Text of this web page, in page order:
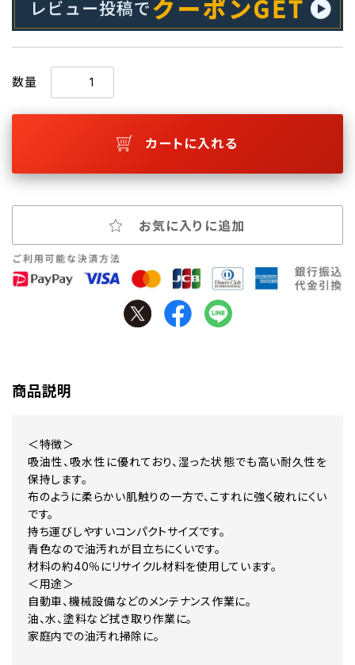
数量
カートに入れる
お気に入りに追加
商品説明
＜特徴＞
吸油性、吸水性に優れており、湿った状態でも高い耐久性を
保持します。
布のように柔らかい肌触りの一方で、こすれに強く破れにくい
です。
持ち運びしやすいコンパクトサイズです。
青色なので油汚れが目立ちにくいです。
材料の約40％にリサイクル材料を使用しています。
＜用途＞
自動車、機械設備などのメンテナンス作業に。
油、水、塗料など拭き取り作業に。
家庭内での油汚れ掃除に。